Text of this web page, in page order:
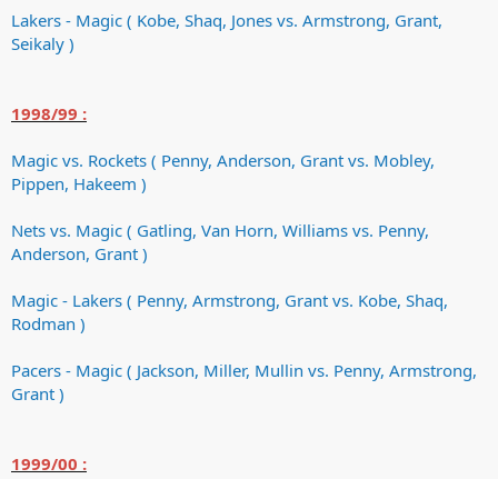
Lakers - Magic ( Kobe, Shaq, Jones vs. Armstrong, Grant,
Seikaly )
1998/99 :
Magic vs. Rockets ( Penny, Anderson, Grant vs. Mobley,
Pippen, Hakeem )
Nets vs. Magic ( Gatling, Van Horn, Williams vs. Penny,
Anderson, Grant )
Magic - Lakers ( Penny, Armstrong, Grant vs. Kobe, Shaq,
Rodman )
Pacers - Magic ( Jackson, Miller, Mullin vs. Penny, Armstrong,
Grant )
1999/00 :